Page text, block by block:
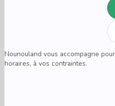
Nounouland vous accompagne
horaires, à vos contraintes.